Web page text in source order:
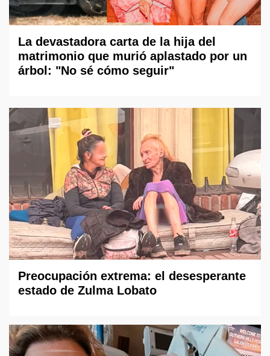
La devastadora carta de la hija del
matrimonio que murió aplastado por un
árbol: "No sé cómo seguir"
Preocupación extrema: el desesperante
estado de Zulma Lobato